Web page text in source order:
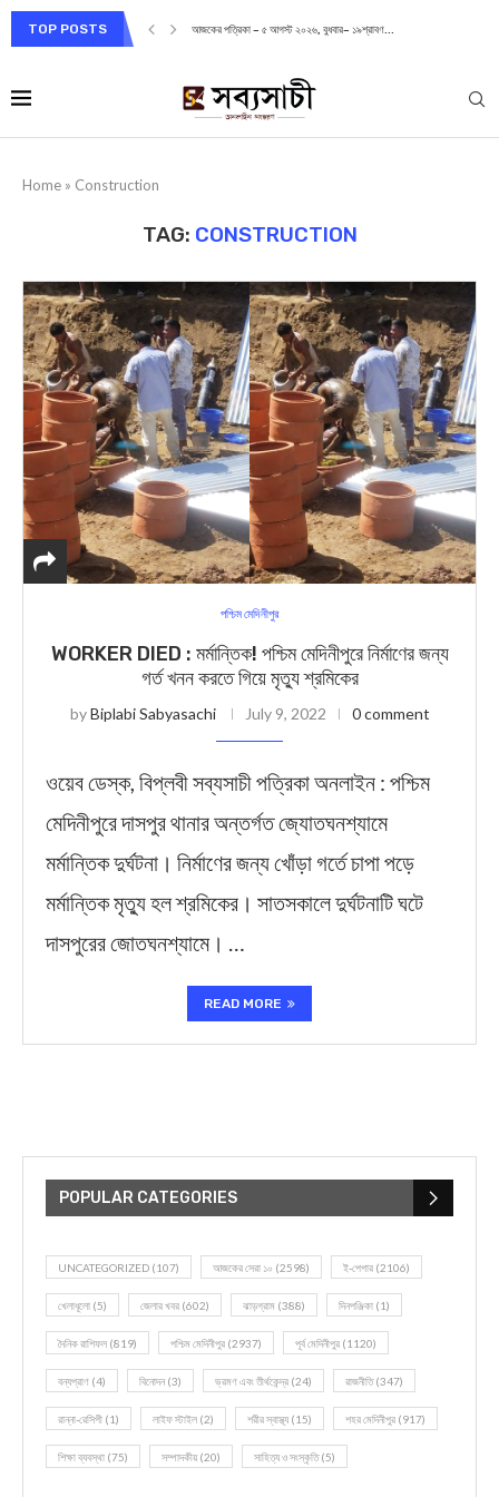
TOP POSTS আজকের পত্রিকা – ৫ আগস্ট ২০২৬, বুধবার– ১৯শ্রাবণ...
Home » Construction
TAG: CONSTRUCTION
পশ্চিম মেদিনীপুর
WORKER DIED : মর্মান্তিক! পশ্চিম মেদিনীপুরে নির্মাণের জন্য
গর্ত খনন করতে গিয়ে মৃত্যু শ্রমিকের
byBiplabi Sabyasachi July 9, 2022 0 comment
ওয়েব ডেস্ক, বিপ্লবী সব্যসাচী পত্রিকা অনলাইন : পশ্চিম
মেদিনীপুরে দাসপুর থানার অন্তর্গত জ্যোতঘনশ্যামে
মর্মান্তিক দুর্ঘটনা। নির্মাণের জন্য খোঁড়া গর্তে চাপা পড়ে
মর্মান্তিক মৃত্যু হল শ্রমিকের। সাতসকালে দুর্ঘটনাটি ঘটে
দাসপুরের জোতঘনশ্যামে। …
READ MORE
POPULAR CATEGORIES
UNCATEGORIZED (107) আজকের সেরা ১০ (2598) ই-পেপার (2106)
খেলাধূলো (5) জেলার খবর (602) ঝাড়গ্রাম (388) দিনপঞ্জিকা (1)
দৈনিক রাশিফল (819) পশ্চিম মেদিনীপুর (2937) পূর্ব মেদিনীপুর (1120)
বন্যপ্রাণ (4) বিনোদন(3) ভ্রমণ এবং তীর্থকেন্দ্র (24) রাজনীতি(347)
রান্না-রেসিপী (1) লাইফ স্টাইল (2) শরীর স্বাস্থ্য (15) শহর মেদিনীপুর (917)
শিক্ষা ব্যবস্থা (75) সম্পাদকীয় (20) সাহিত্য ও সংস্কৃতি(5)